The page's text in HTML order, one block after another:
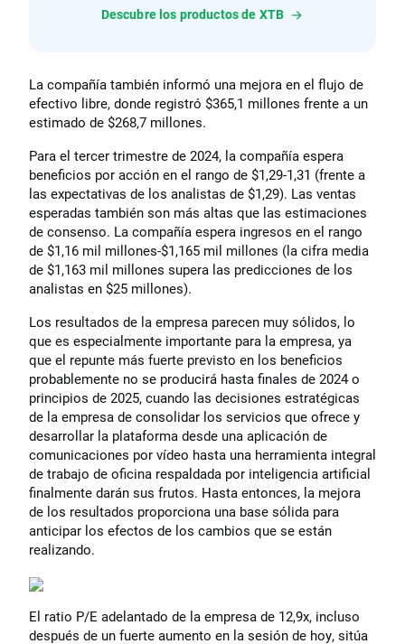
Descubre los productos de XTB
La compañía también informó una mejora en el flujo de
efectivo libre, donde registró $365,1 millones frente a un
estimado de $268,7 millones.
Para el tercer trimestre de 2024, la compañía espera
beneficios por acción en el rango de $1,29-1,31 (frente a
las expectativas de los analistas de $1,29). Las ventas
esperadas también son más altas que las estimaciones
de consenso. La compañía espera ingresos en el rango
de $1,16 mil millones-$1,165 mil millones (la cifra media
de $1,163 mil millones supera las predicciones de los
analistas en $25 millones).
Los resultados de la empresa parecen muy sólidos, lo
que es especialmente importante para la empresa, ya
que el repunte más fuerte previsto en los beneficios
probablemente no se producirá hasta finales de 2024 o
principios de 2025, cuando las decisiones estratégicas
de la empresa de consolidar los servicios que ofrece y
desarrollar la plataforma desde una aplicación de
comunicaciones por vídeo hasta una herramienta integral
de trabajo de oficina respaldada por inteligencia artificial
finalmente darán sus frutos. Hasta entonces, la mejora
de los resultados proporciona una base sólida para
anticipar los efectos de los cambios que se están
realizando.
El ratio P/E adelantado de la empresa de 12,9x, incluso
después de un fuerte aumento en la sesión de hoy, sitúa